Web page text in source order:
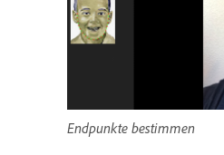
Endpunkte bestimmen